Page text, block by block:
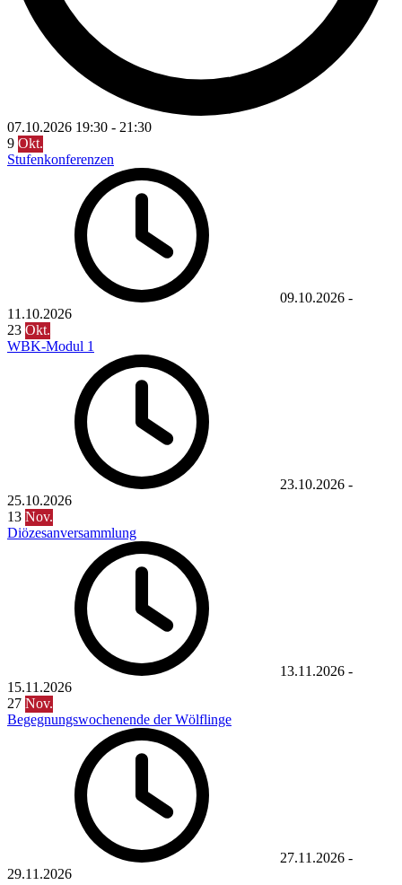
07.10.2026 19:30 - 21:30
9 Okt.
Stufenkonferenzen
09.10.2026 -
11.10.2026
23 Okt.
WBK-Modul 1
23.10.2026 -
25.10.2026
13 Nov.
Diözesanversammlung
13.11.2026 -
15.11.2026
27 Nov.
Begegnungswochenende der Wölflinge
27.11.2026 -
29.11.2026